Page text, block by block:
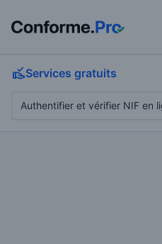
Services gratuits